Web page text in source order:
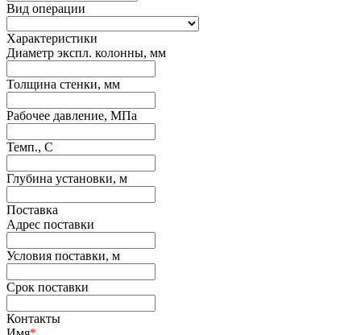
Вид операции
Характеристики
Диаметр экспл. колонны, мм
Толщина стенки, мм
Рабочее давление, МПа
Темп., С
Глубина установки, м
Поставка
Адрес поставки
Условия поставки, м
Срок поставки
Контакты